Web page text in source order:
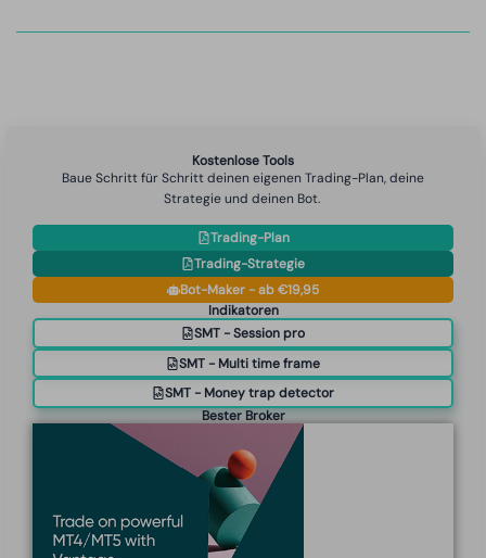
Kostenlose Tools
Baue Schritt für Schritt deinen eigenen Trading-Plan, deine
Strategie und deinen Bot.
Trading-Plan
Trading-Strategie
Bot-Maker - ab €19,95
Indikatoren
SMT - Session pro
SMT - Multi time frame
SMT - Money trap detector
Bester Broker